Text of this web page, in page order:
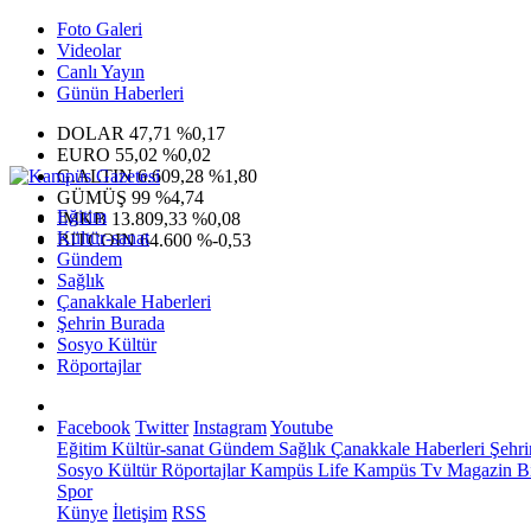
Foto Galeri
Videolar
Canlı Yayın
Günün Haberleri
DOLAR 47,71 %0,17
EURO 55,02 %0,02
G.ALTIN6.609,28 %1,80
GÜMÜŞ 99 %4,74
IMKB 13.809,33 %0,08
BITCOIN64.600 %-0,53
Eğitim
Kültür-sanat
Gündem
Sağlık
Çanakkale Haberleri
Şehrin Burada
Sosyo Kültür
Röportajlar
Facebook Twitter InstagramYoutube
Eğitim Kültür-sanat Gündem Sağlık Çanakkale Haberleri
Sosyo KültürRöportajlarKampüs Life Kampüs Tv Magazin
Spor
Künye İletişim RSS